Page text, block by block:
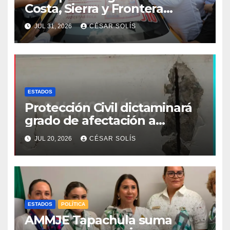
Costa, Sierra y Frontera
asume compromiso estatal
de la estrategia de respeto a
la mujer
JUL 31, 2026 CÉSAR SOLÍS
ESTADOS
Protección Civil dictaminará
grado de afectación a
escuelas por sismo de 7.4
grados
JUL 20, 2026 CÉSAR SOLÍS
ESTADOS POLÍTICA
AMMJE Tapachula suma